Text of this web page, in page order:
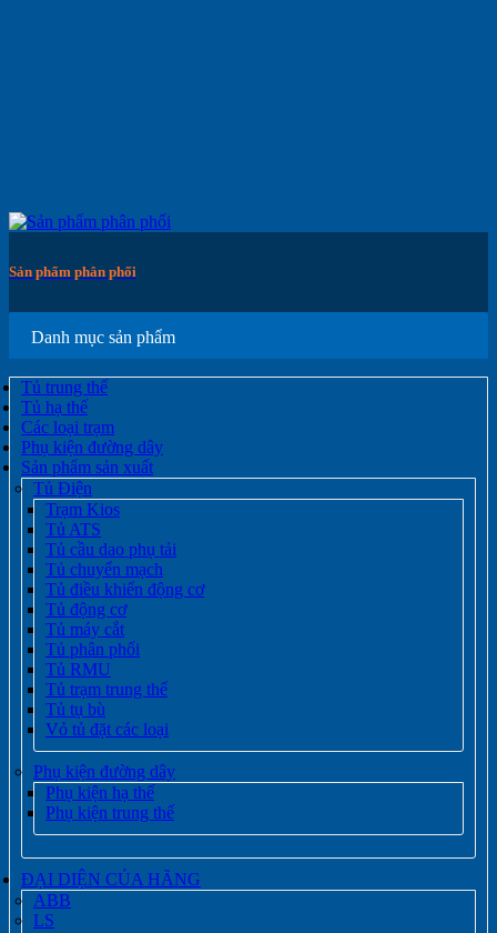
Sản phẩm phân phối
Danh mục sản phẩm
Tủ trung thế
Tủ hạ thế
Các loại trạm
Phụ kiện đường dây
Sản phẩm sản xuất
Tủ Điện
Trạm Kios
Tủ ATS
Tủ cầu dao phụ tải
Tủ chuyển mạch
Tủ điều khiển động cơ
Tủ động cơ
Tủ máy cắt
Tủ phân phối
Tủ RMU
Tủ trạm trung thế
Tủ tụ bù
Vỏ tủ đặt các loại
Phụ kiện đường dây
Phụ kiện hạ thế
Phụ kiện trung thế
ĐẠI DIỆN CỦA HÃNG
ABB
LS